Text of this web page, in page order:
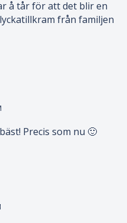
å tår för att det blir en
från familjen
Precis som nu 🙂